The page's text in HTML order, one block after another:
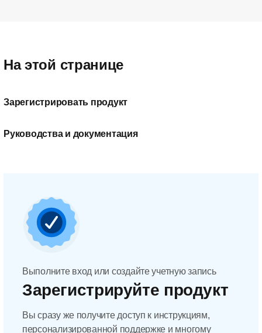
На этой странице
Зарегистрировать продукт
Руководства и документация
Выполните вход или создайте учетную запись
Зарегистрируйте продукт
Вы сразу же получите доступ к инструкциям,
персонализированной поддержке и многому